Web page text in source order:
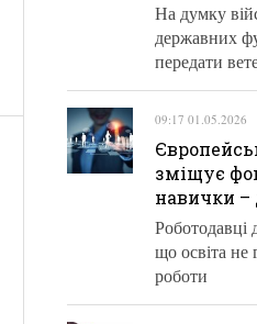
На думку
державних
передати
09:17 01.05.2026
зміщує
навички
Роботодавці
що освіта не
роботи